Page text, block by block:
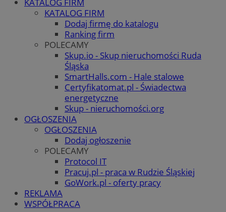
KATALOG FIRM
Dodaj firmę do katalogu
Ranking firm
POLECAMY
Skup.io - Skup nieruchomości Ruda
Śląska
SmartHalls.com - Hale stalowe
Certyfikatomat.pl - Świadectwa
energetyczne
Skup - nieruchomości.org
OGŁOSZENIA
OGŁOSZENIA
Dodaj ogłoszenie
POLECAMY
Protocol IT
Pracuj.pl - praca w Rudzie Śląskiej
GoWork.pl - oferty pracy
REKLAMA
WSPÓŁPRACA